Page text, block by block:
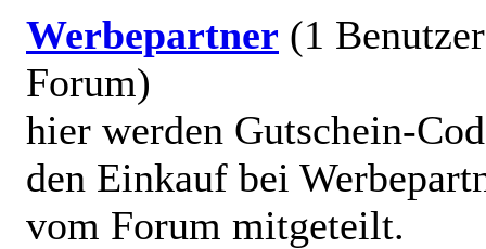
Werbepartner (1
Forum)
hier werden Gutschein-
den Einkauf bei
vom Forum mitgeteilt.